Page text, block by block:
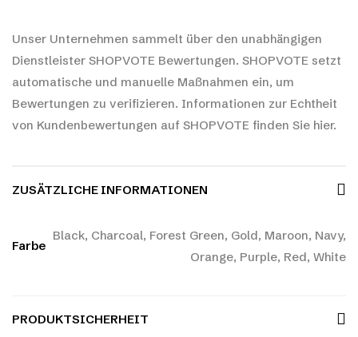
Unser Unternehmen sammelt über den unabhängigen
Dienstleister SHOPVOTE Bewertungen. SHOPVOTE setzt
automatische und manuelle Maßnahmen ein, um
Bewertungen zu verifizieren. Informationen zur Echtheit
von Kundenbewertungen auf SHOPVOTE finden Sie hier.
ZUSÄTZLICHE INFORMATIONEN
Farbe
Black, Charcoal, Forest Green, Gold, Maroon, Navy,
Orange, Purple, Red, White
PRODUKTSICHERHEIT